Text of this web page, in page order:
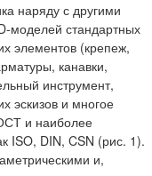
наряду с другими
моделей стандартных
элементов (крепеж,
канавки,
инструмент,
эскизов и многое
и наиболее
ISO, DIN, CSN (рис. 1).
и,